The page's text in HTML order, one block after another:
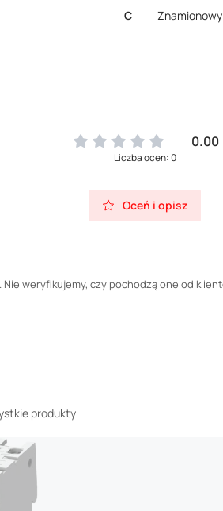
C
0.00
Liczba ocen: 0
Oceń i opisz
weryfikujemy, czy pochodzą one od
produkty